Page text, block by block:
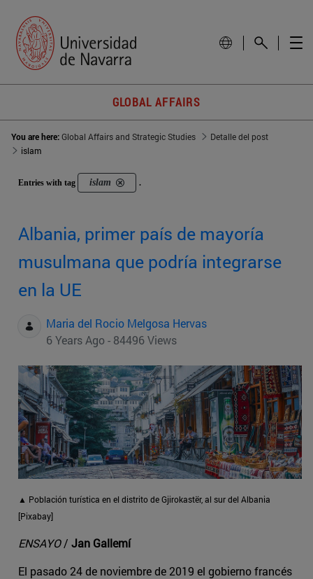
GLOBAL AFFAIRS
You are here:Global Affairs and Strategic Studies
Detalle del post
islam
Entries with tag islam .
Albania, primer país de mayoría
musulmana que podría integrarse
en la UE
Maria del Rocio Melgosa Hervas
6 Years Ago - 84496 Views
▲ Población turística en el distrito de Gjirokastër, al sur del Albania
[Pixabay]
ENSAYO/ Jan Gallemí
El pasado 24 de noviembre de 2019 el gobierno francés